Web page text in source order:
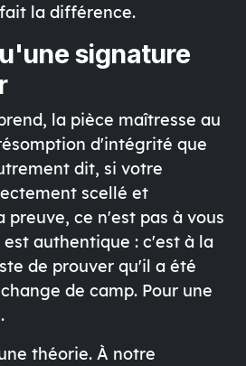
la différence.
signature
la pièce maîtresse au
d'intégrité que
dit, si votre
scellé et
preuve, ce n'est pas à vous
authentique : c'est à la
de prouver qu'il a été
de camp. Pour une
théorie. À notre